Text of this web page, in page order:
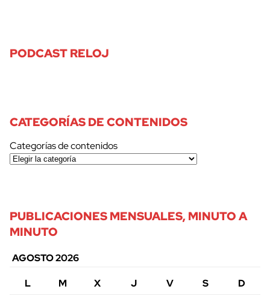
PODCAST RELOJ
CATEGORÍAS DE CONTENIDOS
Categorías de contenidos
PUBLICACIONES MENSUALES, MINUTO A
MINUTO
AGOSTO 2026
L
M X J V S D